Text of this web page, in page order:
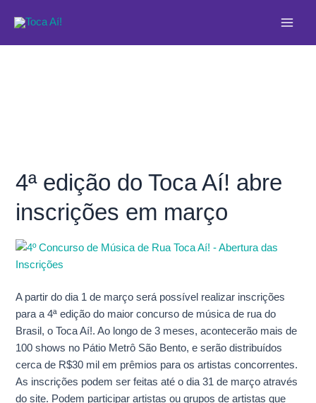
para
4ª edição do Toca Aí! abre
inscrições em março
A partir do dia 1 de março será possível realizar inscrições
para a 4ª edição do maior concurso de música de rua do
Brasil, o Toca Aí!. Ao longo de 3 meses, acontecerão mais de
100 shows no Pátio Metrô São Bento, e serão distribuídos
cerca de R$30 mil em prêmios para os artistas concorrentes.
As inscrições podem ser feitas até o dia 31 de março através
do site. Podem participar artistas ou grupos de artistas que
4ª
edição
do
Aí!
abre
em
março